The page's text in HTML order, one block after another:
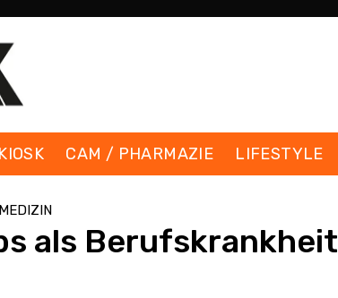
CAM / PHARMAZIE LIFESTYLE
als Berufskrankheit